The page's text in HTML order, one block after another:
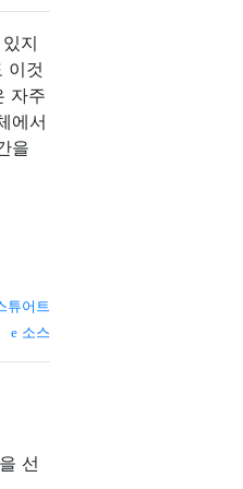
지
이것
자주
에서
을
튜어트
소스
선